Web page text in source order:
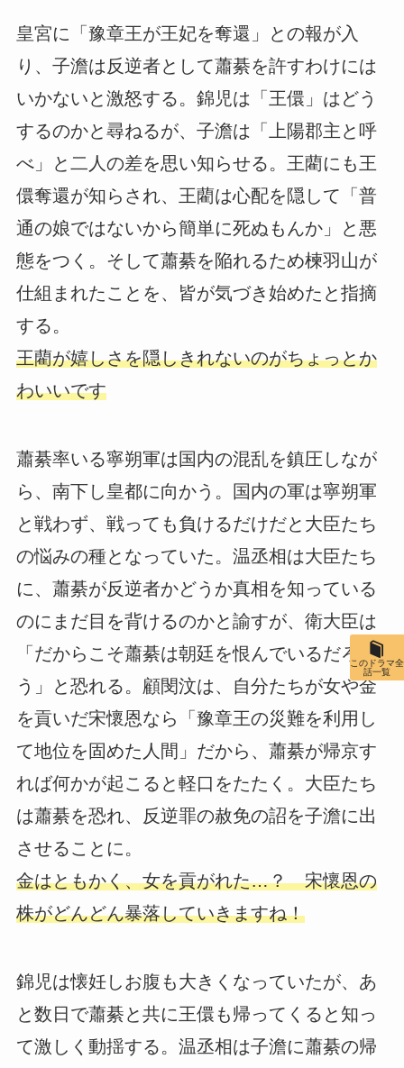
皇宮に「豫章王が王妃を奪還」との報が入
り、子澹は反逆者として蕭綦を許すわけには
いかないと激怒する。錦児は「王儇」はどう
するのかと尋ねるが、子澹は「上陽郡主と呼
べ」と二人の差を思い知らせる。王藺にも王
儇奪還が知らされ、王藺は心配を隠して「普
通の娘ではないから簡単に死ぬもんか」と悪
態をつく。そして蕭綦を陥れるため楝羽山が
仕組まれたことを、皆が気づき始めたと指摘
する。
王藺が嬉しさを隠しきれないのがちょっとか
わいいです
蕭綦率いる寧朔軍は国内の混乱を鎮圧しなが
ら、南下し皇都に向かう。国内の軍は寧朔軍
と戦わず、戦っても負けるだけだと大臣たち
の悩みの種となっていた。温丞相は大臣たち
に、蕭綦が反逆者かどうか真相を知っている
のにまだ目を背けるのかと諭すが、衛大臣は
「だからこそ蕭綦は朝廷を恨んでいるだろ
う」と恐れる。顧閔汶は、自分たちが女や金
を貢いだ宋懷恩なら「豫章王の災難を利用し
て地位を固めた人間」だから、蕭綦が帰京す
れば何かが起こると軽口をたたく。大臣たち
は蕭綦を恐れ、反逆罪の赦免の詔を子澹に出
させることに。
金はともかく、女を貢がれた…？ 宋懷恩の
株がどんどん暴落していきますね！
錦児は懐妊しお腹も大きくなっていたが、あ
と数日で蕭綦と共に王儇も帰ってくると知っ
て激しく動揺する。温丞相は子澹に蕭綦の帰
このドラマ全
話一覧